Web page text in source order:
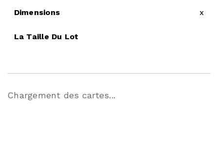
Dimensions x
La Taille Du Lot
Chargement des cartes...